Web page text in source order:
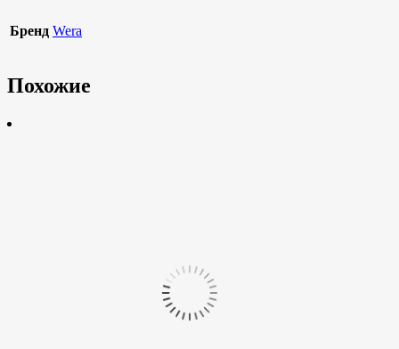
Бренд Wera
Похожие